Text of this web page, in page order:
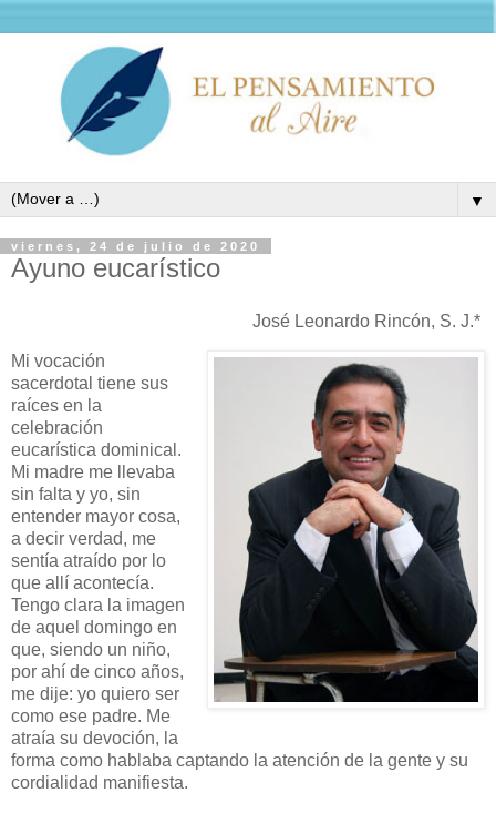
▼
viernes, 24 de julio de 2020
Ayuno eucarístico
José Leonardo Rincón, S. J.*
Mi vocación
sacerdotal tiene sus
raíces en la
celebración
eucarística dominical.
Mi madre me llevaba
sin falta y yo, sin
entender mayor cosa,
a decir verdad, me
sentía atraído por lo
que allí acontecía.
Tengo clara la imagen
de aquel domingo en
que, siendo un niño,
por ahí de cinco años,
me dije: yo quiero ser
como ese padre. Me
atraía su devoción, la
forma como hablaba captando la atención de la gente y su
cordialidad manifiesta.